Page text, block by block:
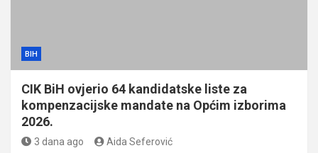
BIH
CIK BiH ovjerio 64 kandidatske liste za
kompenzacijske mandate na Općim izborima
2026.
3 dana ago Aida Seferović